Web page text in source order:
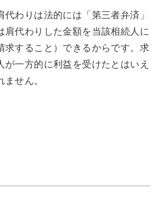
わりは法的には「第三者弁済」
肩代わりした金額を当該相続人に
求すること）できるからです。求
が一方的に利益を受けたとはいえ
せん。